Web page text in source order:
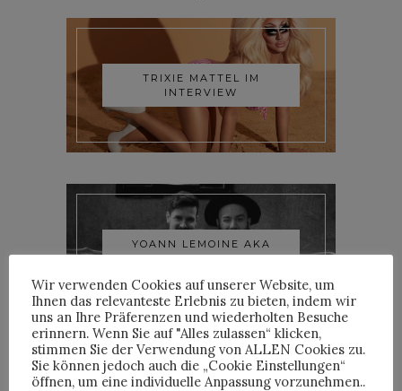
TRIXIE MATTEL IM
INTERVIEW
YOANN LEMOINE AKA
WOODKID IM INTERVIEW
Wir verwenden Cookies auf unserer Website, um
Ihnen das relevanteste Erlebnis zu bieten, indem wir
uns an Ihre Präferenzen und wiederholten Besuche
erinnern. Wenn Sie auf "Alles zulassen“ klicken,
stimmen Sie der Verwendung von ALLEN Cookies zu.
Sie können jedoch auch die „Cookie Einstellungen“
öffnen, um eine individuelle Anpassung vorzunehmen..